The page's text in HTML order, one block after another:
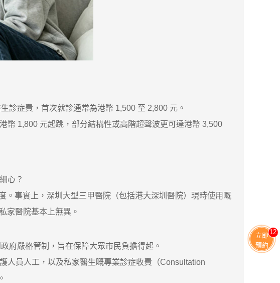
症費，首次就診通常為港幣 1,500 至 2,800 元。
1,800 元起跳，部分結構性或高階超聲波更可達港幣 3,500
心？
。事實上，深圳大型三甲醫院（包括港大深圳醫院）現時使用嘅
家醫院基本上無異。
嚴格管制，旨在保障大眾市民負擔得起。
員人工，以及私家醫生嘅專業診症收費（Consultation
立即
預約
11